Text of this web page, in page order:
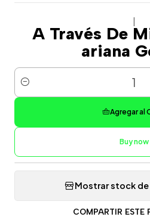
A Través De
ariana
Cantidad
Agregar al
Buy now
Mostrar stock
COMPARTIR ESTE